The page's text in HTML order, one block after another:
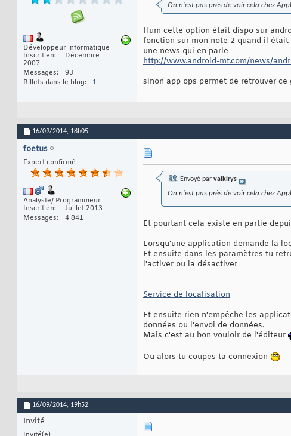
Développeur informatique
Inscrit en
Décembre
2007
Messages
93
Billets dans le blog
1
On n'est pas près de voir cela chez
Hum cette option était dispo sur
fonction sur mon note 2 quand il était
une news qui en parle
http://www.android-mt.com/news/
sinon app ops permet de retrouver
16/09/2014, 18h05
foetus
Expert confirmé
Analyste/ Programmeur
Inscrit en
Juillet 2013
Messages
4 841
Envoyé par valkirys
On n'est pas près de voir cela chez
Et pourtant cela existe en partie
Lorsqu'une application demande la
Et ensuite dans les paramètres tu
l'activer ou la désactiver
Service de localisation
Et ensuite rien n'empêche les
données ou l'envoi de données.
Mais c'est au bon vouloir de l'éditeur
Ou alors tu coupes ta connexion
16/09/2014, 19h52
Invité